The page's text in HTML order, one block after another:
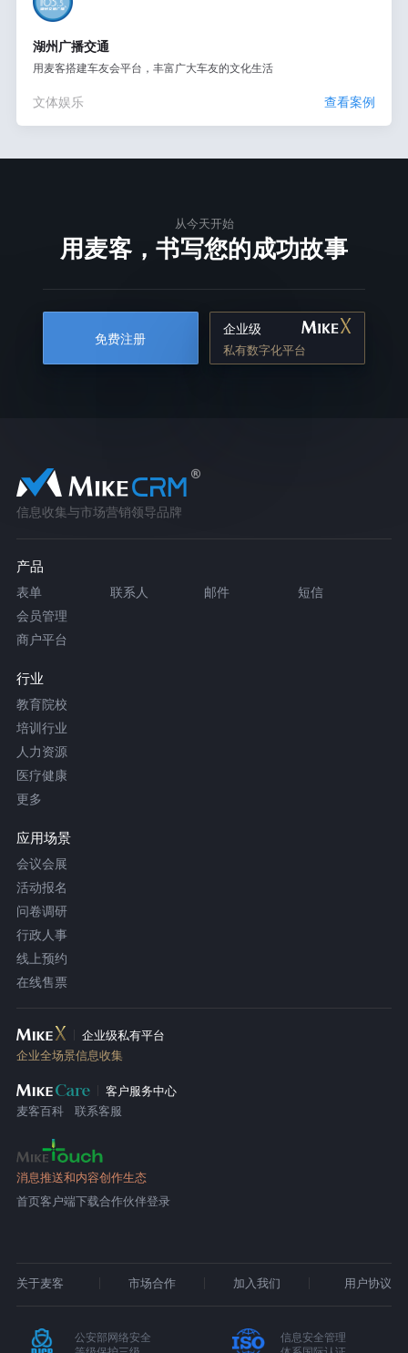
湖州广播交通
用麦客搭建车友会平台，丰富广大车友的文化生活
文体娱乐 查看案例
从今天开始
用麦客，书写您的成功故事
免费注册
企业级
私有数字化平台
信息收集与市场营销领导品牌
产品
表单 联系人 邮件
短信
会员管理
商户平台
行业
教育院校
培训行业
人力资源
医疗健康
更多
应用场景
会议会展
活动报名
问卷调研
行政人事
线上预约
在线售票
企业级私有平台
企业全场景信息收集
客户服务中心
麦客百科
联系客服
消息推送和内容创作生态
首页客户端下载合作伙伴登录
关于麦客 市场合作 加入我们 用户协议
公安部网络安全
信息安全管理